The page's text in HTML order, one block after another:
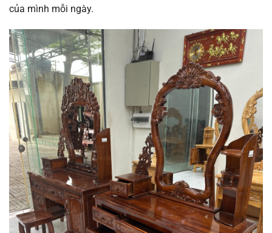
của mình mỗi ngày.